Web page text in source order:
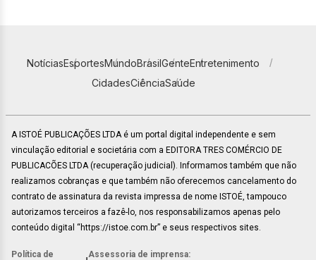
NotíciasEsportesMundoBrasilGenteEntretenimento
CidadesCiênciaSaúde
A ISTOÉ PUBLICAÇÕES LTDA é um portal digital independente e sem
vinculação editorial e societária com a EDITORA TRES COMÉRCIO DE
PUBLICACÕES LTDA (recuperação judicial). Informamos também que não
realizamos cobranças e que também não oferecemos cancelamento do
contrato de assinatura da revista impressa de nome ISTOÉ, tampouco
autorizamos terceiros a fazê-lo, nos responsabilizamos apenas pelo
conteúdo digital “https://istoe.com.br” e seus respectivos sites.
Política de Assessoria de imprensa: